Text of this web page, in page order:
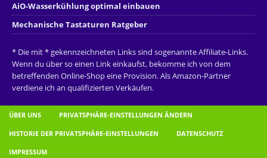
AiO-Wasserkühlung optimal einbauen
Mechanische Tastaturen Ratgeber
* Die mit * gekennzeichneten Links sind sogenannte Affiliate-Links.
Wenn du über so einen Link einkaufst, bekomme ich von dem
betreffenden Online-Shop eine Provision. Als Amazon-Partner
verdiene ich an qualifizierten Verkäufen.
ÜBER UNS PRIVATSPHÄRE-EINSTELLUNGEN ÄNDERN
HISTORIE DER PRIVATSPHÄRE-EINSTELLUNGEN DATENSCHUTZ
IMPRESSUM